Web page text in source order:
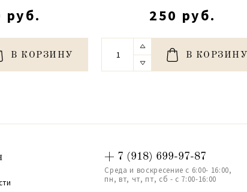
руб.
В КОРЗИНУ
250 руб.
В КОРЗИНУ
+ 7 (918) 699-97-87
Среда и воскресение с 6:00- 16:00,
пн, вт, чт, пт, сб - с 7:00-16:00